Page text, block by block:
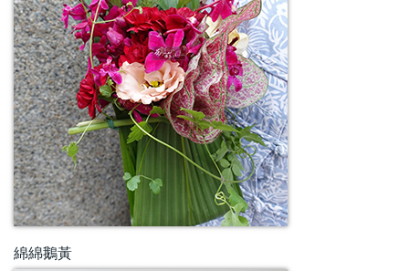
綿綿鵝黃